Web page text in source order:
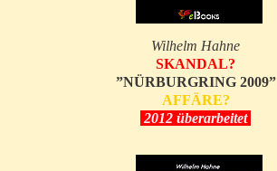
Wilhelm Hahne
SKANDAL?
”NÜRBURGRING 2009”
AFFÄRE?
2012 überarbeitet